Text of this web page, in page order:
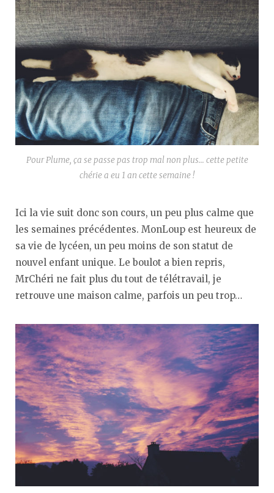
Pour Plume, ça se passe pas trop mal non plus… cette petite
chérie a eu 1 an cette semaine !
Ici la vie suit donc son cours, un peu plus calme que
les semaines précédentes. MonLoup est heureux de
sa vie de lycéen, un peu moins de son statut de
nouvel enfant unique. Le boulot a bien repris,
MrChéri ne fait plus du tout de télétravail, je
retrouve une maison calme, parfois un peu trop…